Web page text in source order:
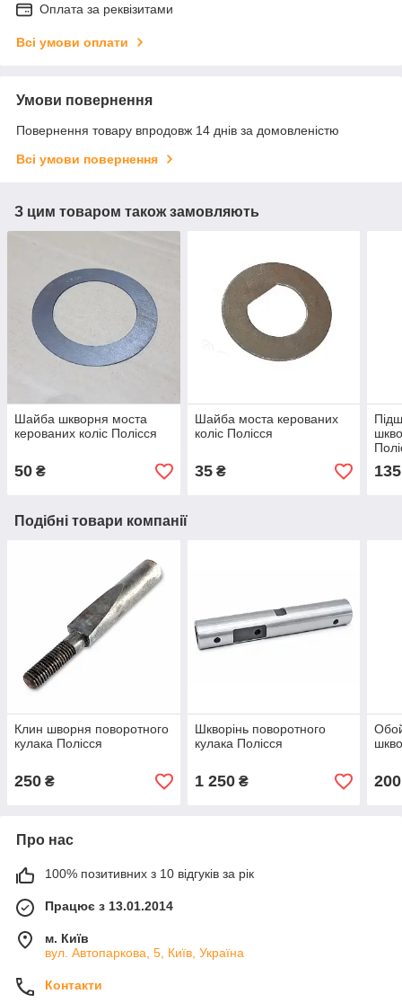
Оплата за реквізитами
Всі умови оплати
Умови повернення
Повернення товару впродовж 14 днів за домовленістю
Всі умови повернення
З цим товаром також замовляють
Шайба шкворня моста
керованих коліс Полісся
50 ₴
Шайба моста керованих
коліс Полісся
35₴ 135
Подібні товари компанії
Клин шворня поворотного
кулака Полісся
250 ₴
Шкворінь поворотного
кулака Полісся
1 250₴ 200
Про нас
100% позитивних з 10 відгуків за рік
Працює з 13.01.2014
м. Київ
вул. Автопаркова, 5, Київ, Україна
Контакти